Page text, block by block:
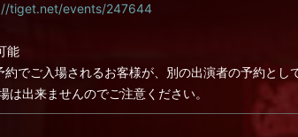
tiget.net/events/247644
能
でご入場されるお客様が、別の出演者の予約とし
は出来ませんのでご注意ください。